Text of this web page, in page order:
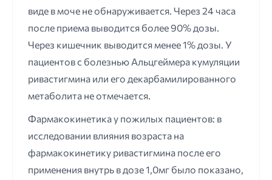
виде в моче не обнаруживается. Через 24 часа
после приема выводится более 90% дозы.
Через кишечник выводится менее 1% дозы. У
пациентов с болезнью Альцгеймера кумуляции
ривастигмина или его декарбамилированного
метаболита не отмечается.
Фармакокинетика у пожилых пациентов: в
исследовании влияния возраста на
фармакокинетику ривастигмина после его
применения внутрь в дозе 1,0мг было показано,